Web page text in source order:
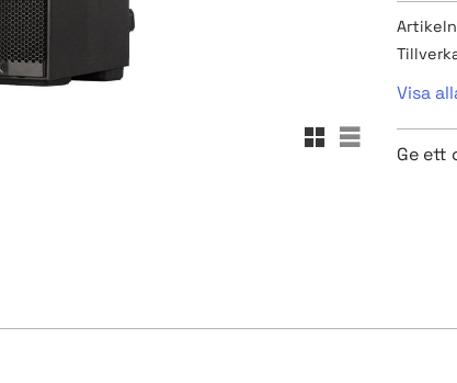
Rutnätsvy
Listvy
Visa
Ge ett